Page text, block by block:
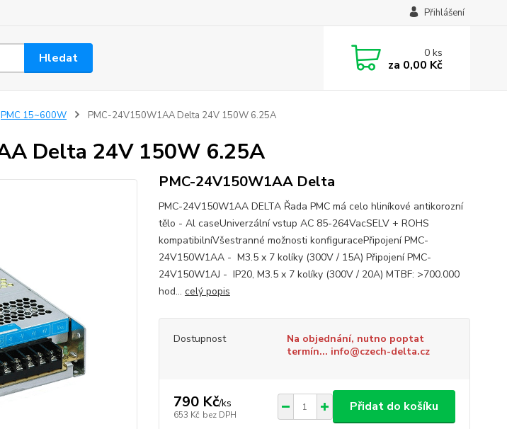
Přihlášení
Hledat 0ks
za 0,00 Kč
PMC 15~600W PMC-24V150W1AA Delta 24V 150W 6.25A
Delta 24V 150W 6.25A
PMC-24V150W1AA Delta
PMC-24V150W1AA DELTA Řada PMC má celo hliníkové antikorozní
tělo - Al caseUniverzální vstup AC 85-264VacSELV + ROHS
kompatibilníVšestranné možnosti konfiguracePřipojení PMC-
24V150W1AA - M3.5 x 7 kolíky (300V / 15A) Připojení PMC-
24V150W1AJ - IP20, M3.5 x 7 kolíky (300V / 20A) MTBF: >700.000
hod... celý popis
Dostupnost
Na objednání, nutno poptat
termín... info@czech-delta.cz
790 Kč/ks
653 Kč bez DPH
Přidat do košíku